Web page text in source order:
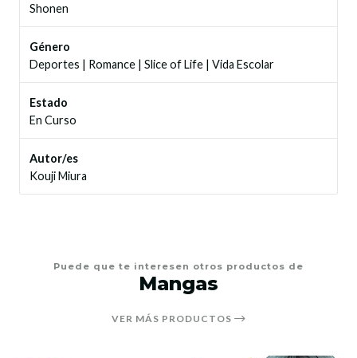
Shonen
Género
Deportes | Romance | Slice of Life | Vida Escolar
Estado
En Curso
Autor/es
Kouji Miura
Puede que te interesen otros productos de
Mangas
VER MÁS PRODUCTOS